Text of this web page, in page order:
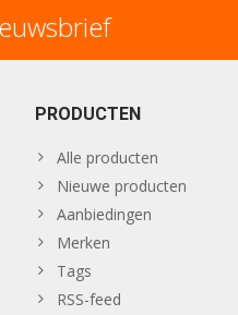
PRODUCTEN
Alle producten
Nieuwe producten
Aanbiedingen
Merken
Tags
RSS-feed